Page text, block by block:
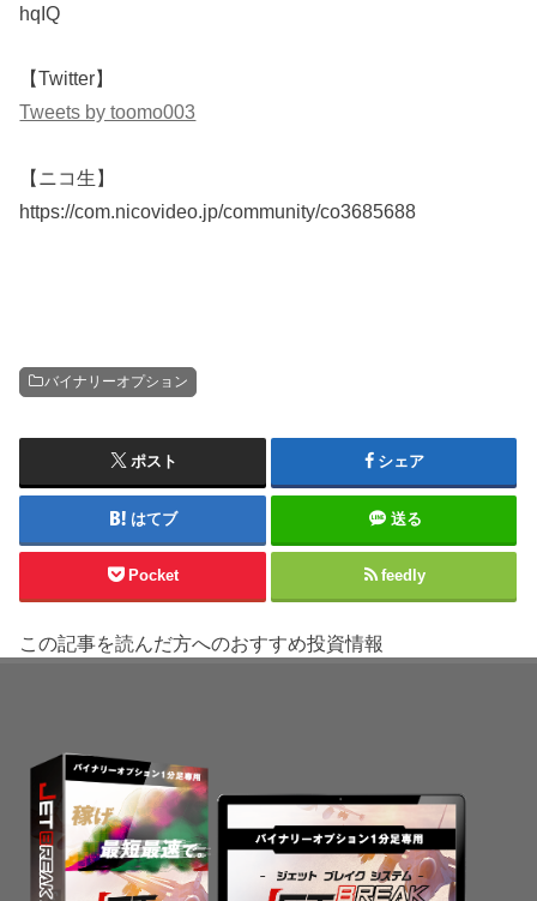
hqIQ
【Twitter】
Tweets by toomo003
【ニコ生】
https://com.nicovideo.jp/community/co3685688
バイナリーオプション
ポスト シェア
はてブ 送る
Pocket feedly
この記事を読んだ方へのおすすめ投資情報